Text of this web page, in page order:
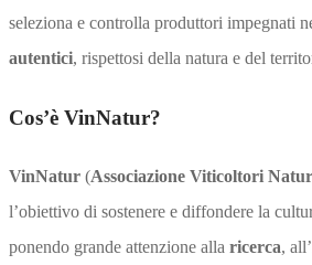
seleziona e controlla produttori impegnati
autentici, rispettosi della natura e del
Cos’è VinNatur?
VinNatur (Associazione Viticoltori
l’obiettivo di sostenere e diffondere la
ponendo grande attenzione alla ricerca, all’